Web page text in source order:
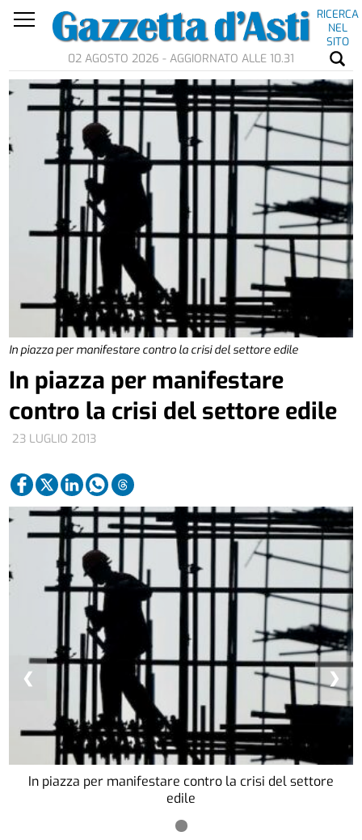
RICERCA
NEL
SITO
02 AGOSTO 2026 - AGGIORNATO ALLE 10.31
In piazza per manifestare contro la crisi del settore edile
23 LUGLIO 2013
In piazza per manifestare
contro la crisi del settore edile
In piazza per manifestare contro la crisi del settore
edile
❮ ❯